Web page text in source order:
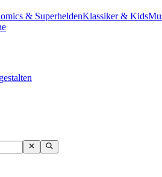
& SuperheldenKlassiker & Kids